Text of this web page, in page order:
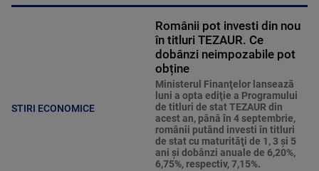
STIRI ECONOMICE
Românii pot investi din nou
în titluri TEZAUR. Ce
dobânzi neimpozabile pot
obține
Ministerul Finanţelor lansează
luni a opta ediţie a Programului
de titluri de stat TEZAUR din
acest an, până în 4 septembrie,
românii putând investi în titluri
de stat cu maturităţi de 1, 3 şi 5
ani şi dobânzi anuale de 6,20%,
6,75%, respectiv, 7,15%.